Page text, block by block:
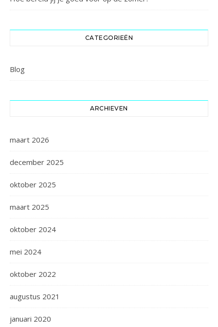
CATEGORIEËN
Blog
ARCHIEVEN
maart 2026
december 2025
oktober 2025
maart 2025
oktober 2024
mei 2024
oktober 2022
augustus 2021
januari 2020